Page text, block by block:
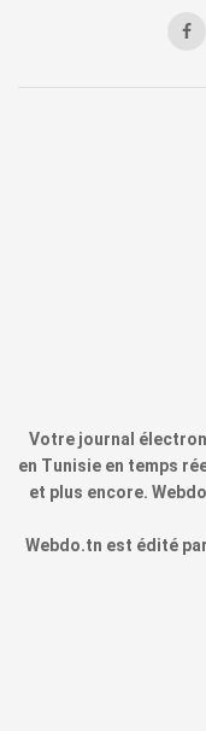
Votre journal
en Tunisie en temps
et plus encore.
Webdo.tn est édité